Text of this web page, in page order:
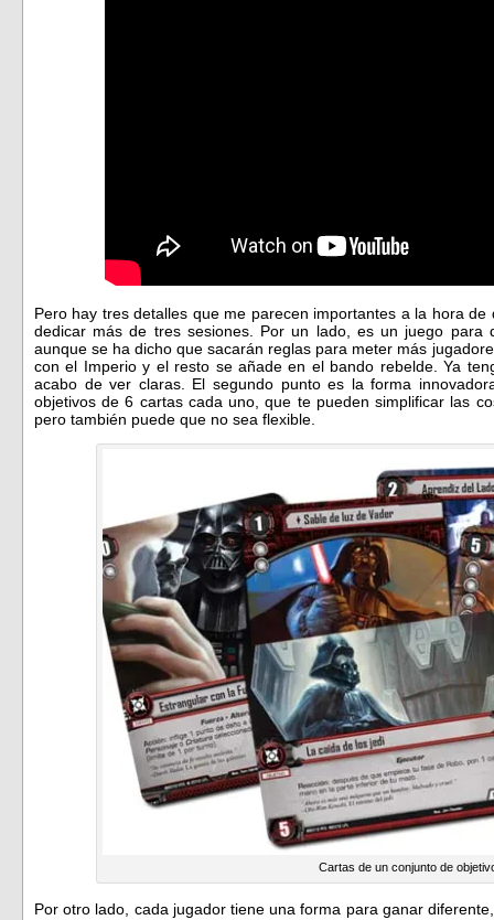
Pero hay tres detalles que me parecen importantes a la hora
dedicar más de tres sesiones. Por un lado, es un juego para
aunque se ha dicho que sacarán reglas para meter más
con el Imperio y el resto se añade en el bando rebelde. Ya
acabo de ver claras. El segundo punto es la forma
objetivos de 6 cartas cada uno, que te pueden simplificar las
pero también puede que no sea flexible.
Cartas de un conjunto de
Por otro lado, cada jugador tiene una forma para ganar